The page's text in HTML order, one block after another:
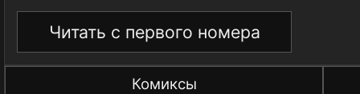
Читать с первого номера
Комиксы